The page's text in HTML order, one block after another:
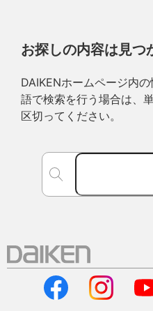
お探しの内容は見つ
DAIKENホームページ内
語で検索を行う場合は、
区切ってください。